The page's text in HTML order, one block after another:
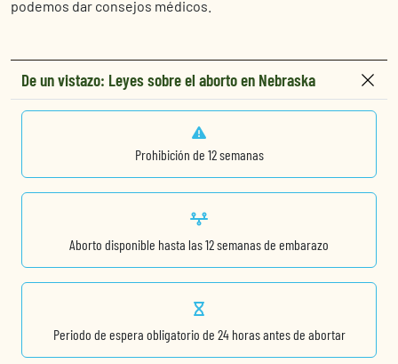
podemos dar consejos médicos.
De un vistazo: Leyes sobre el aborto en Nebraska
Prohibición de 12 semanas
Aborto disponible hasta las 12 semanas de embarazo
Periodo de espera obligatorio de 24 horas antes de abortar